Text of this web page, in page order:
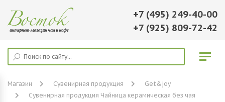
+7 (495) 249-40-00
+7 (925) 809-72-42
Магазин Сувенирная продукция
Get&joy
Сувенирная продукция Чайница керамическая без чая